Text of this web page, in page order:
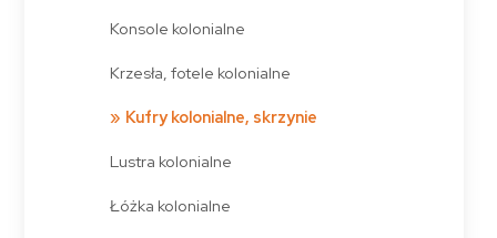
Konsole kolonialne
Krzesła, fotele kolonialne
Kufry kolonialne, skrzynie
Lustra kolonialne
Łóżka kolonialne